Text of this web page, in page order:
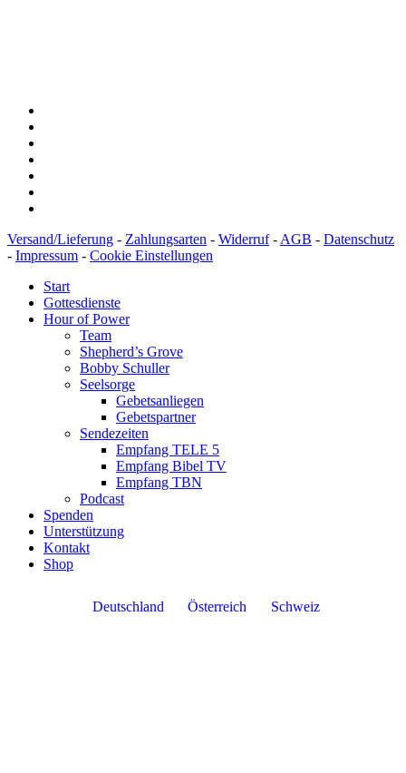
Versand/Lieferung - Zahlungsarten - Widerruf- AGB - Datenschutz
- Impressum - Cookie Einstellungen
Start
Gottesdienste
Hour of Power
Team
Shepherd’s Grove
Bobby Schuller
Seelsorge
Gebetsanliegen
Gebetspartner
Sendezeiten
Empfang TELE 5
Empfang Bibel TV
Empfang TBN
Podcast
Spenden
Unterstützung
Kontakt
Shop
Deutschland Österreich Schweiz